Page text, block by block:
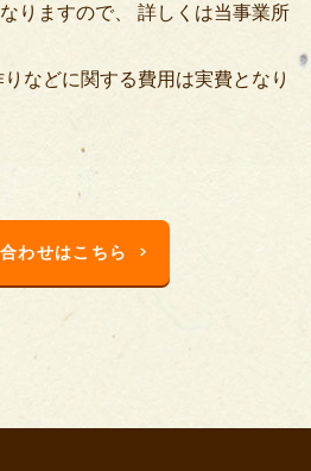
りますので、 詳しくは当事業所
などに関する費用は実費となり
わせはこちら